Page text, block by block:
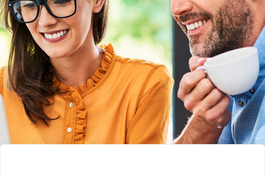
Raporty
FAQ
Strefa Przedsiębiorcy
Certyfikat Dobrych Praktyk